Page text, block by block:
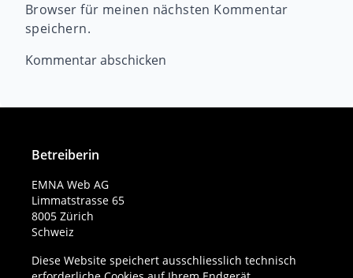
Browser für meinen nächsten Kommentar
speichern.
Betreiberin
EMNA Web AG
Limmatstrasse 65
8005 Zürich
Schweiz
Diese Website speichert ausschliesslich technisch